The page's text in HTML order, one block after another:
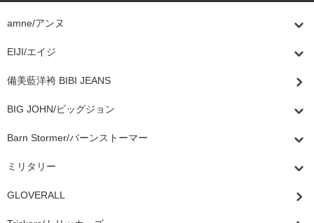
amne/アンヌ
EIJI/エイジ
備美藍洋袴 BIBI JEANS
BIG JOHN/ビッグジョン
Barn Stormer/バーンストーマー
ミリタリー
GLOVERALL